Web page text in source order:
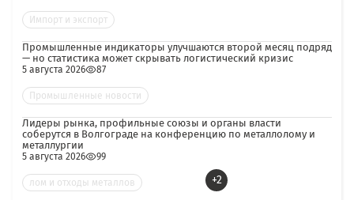
Импорт и экспорт
Промышленные индикаторы улучшаются второй месяц подряд
— но статистика может скрывать логистический кризис
5 августа 2026 87
Промышленные новости
Лидеры рынка, профильные союзы и органы власти
соберутся в Волгограде на конференцию по металлолому и
металлургии
5 августа 2026 99
лом и отходы металлов +2